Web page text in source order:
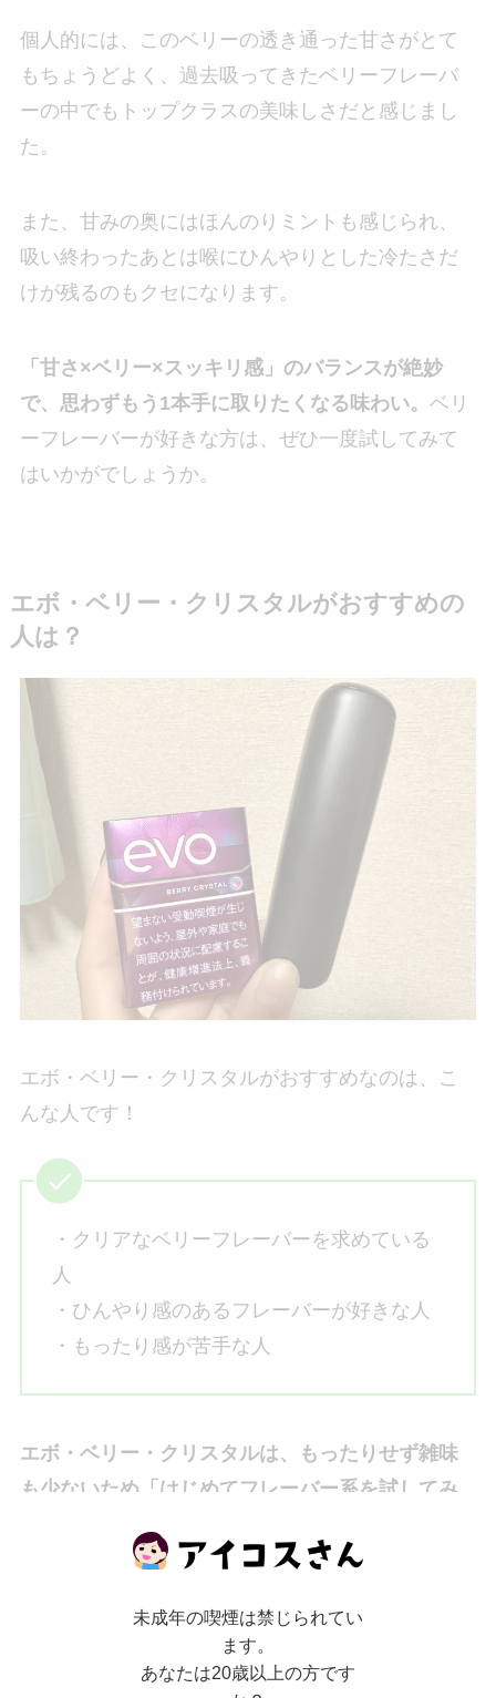
個人的には、このベリーの透き通った甘さがとて
もちょうどよく、過去吸ってきたベリーフレーバ
ーの中でもトップクラスの美味しさだと感じまし
た。
また、甘みの奥にはほんのりミントも感じられ、
吸い終わったあとは喉にひんやりとした冷たさだ
けが残るのもクセになります。
「甘さ×ベリー×スッキリ感」のバランスが絶妙
で、思わずもう1本手に取りたくなる味わい。 ベリ
ーフレーバーが好きな方は、ぜひ一度試してみて
はいかがでしょうか。
エボ・ベリー・クリスタルがおすすめの
人は？
エボ・ベリー・クリスタルがおすすめなのは、こ
んな人です！
・クリアなベリーフレーバーを求めている
人
・ひんやり感のあるフレーバーが好きな人
・もったり感が苦手な人
エボ・ベリー・クリスタルは、もったりせず雑味
も少ないため「はじめてフレーバー系を試してみ
試せる1本です。
Xでは以下のような口コミも発見できました！
未成年の喫煙は禁じられてい
ます。
あなたは20歳以上の方です